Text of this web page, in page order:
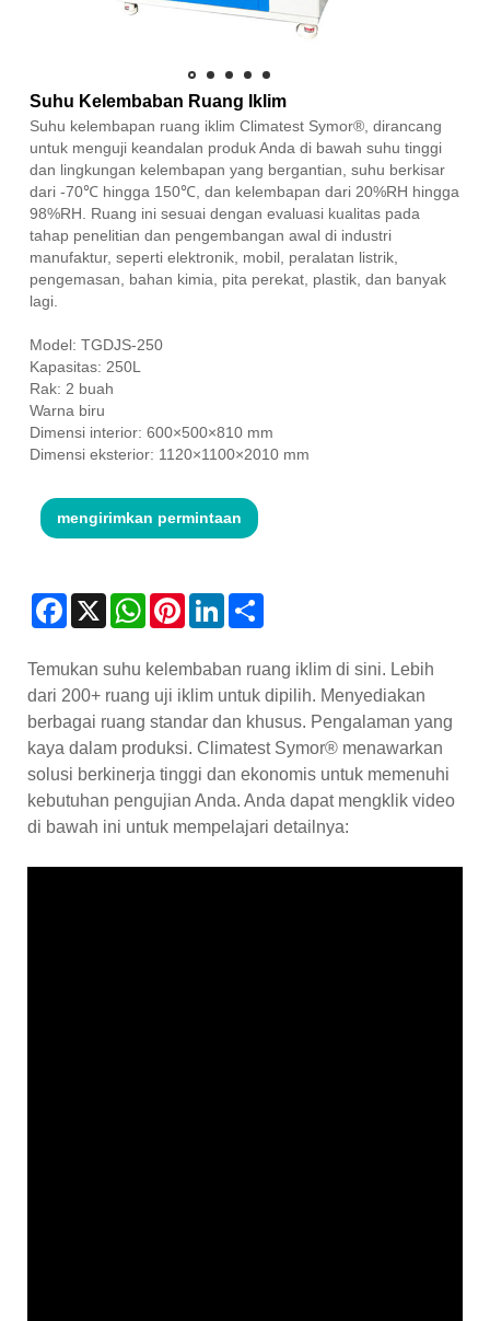
Suhu Kelembaban Ruang Iklim
Suhu kelembapan ruang iklim Climatest Symor®, dirancang
untuk menguji keandalan produk Anda di bawah suhu tinggi
dan lingkungan kelembapan yang bergantian, suhu berkisar
dari -70℃ hingga 150℃, dan kelembapan dari 20%RH hingga
98%RH. Ruang ini sesuai dengan evaluasi kualitas pada
tahap penelitian dan pengembangan awal di industri
manufaktur, seperti elektronik, mobil, peralatan listrik,
pengemasan, bahan kimia, pita perekat, plastik, dan banyak
lagi.
Model: TGDJS-250
Kapasitas: 250L
Rak: 2 buah
Warna biru
Dimensi interior: 600×500×810 mm
Dimensi eksterior: 1120×1100×2010 mm
mengirimkan permintaan
Facebook
X WhatsAppPinterestLinkedIn
Temukan suhu kelembaban ruang iklim di sini. Lebih
dari 200+ ruang uji iklim untuk dipilih. Menyediakan
berbagai ruang standar dan khusus. Pengalaman yang
kaya dalam produksi. Climatest Symor® menawarkan
solusi berkinerja tinggi dan ekonomis untuk memenuhi
kebutuhan pengujian Anda. Anda dapat mengklik video
di bawah ini untuk mempelajari detailnya: